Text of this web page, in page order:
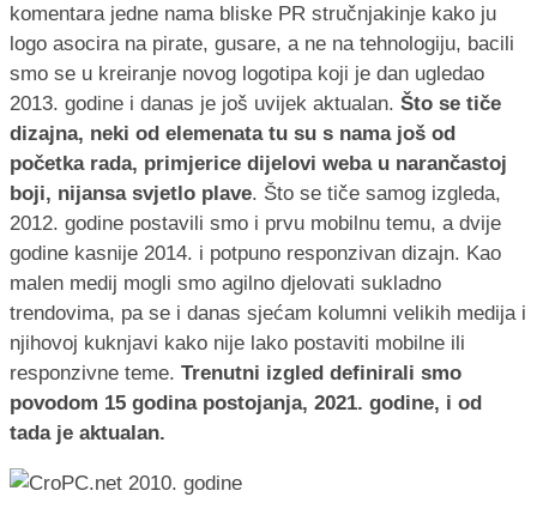
komentara jedne nama bliske PR stručnjakinje kako ju
logo asocira na pirate, gusare, a ne na tehnologiju, bacili
smo se u kreiranje novog logotipa koji je dan ugledao
2013. godine i danas je još uvijek aktualan. Što se tiče
dizajna, neki od elemenata tu su s nama još od
početka rada, primjerice dijelovi weba u narančastoj
boji, nijansa svjetlo plave. Što se tiče samog izgleda,
2012. godine postavili smo i prvu mobilnu temu, a dvije
godine kasnije 2014. i potpuno responzivan dizajn. Kao
malen medij mogli smo agilno djelovati sukladno
trendovima, pa se i danas sjećam kolumni velikih medija i
njihovoj kuknjavi kako nije lako postaviti mobilne ili
responzivne teme. Trenutni izgled definirali smo
povodom 15 godina postojanja, 2021. godine, i od
tada je aktualan.